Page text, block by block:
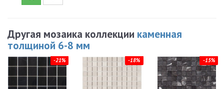
Другая мозаика коллекции каменная
толщиной 6-8 мм
-21% -18% -15%